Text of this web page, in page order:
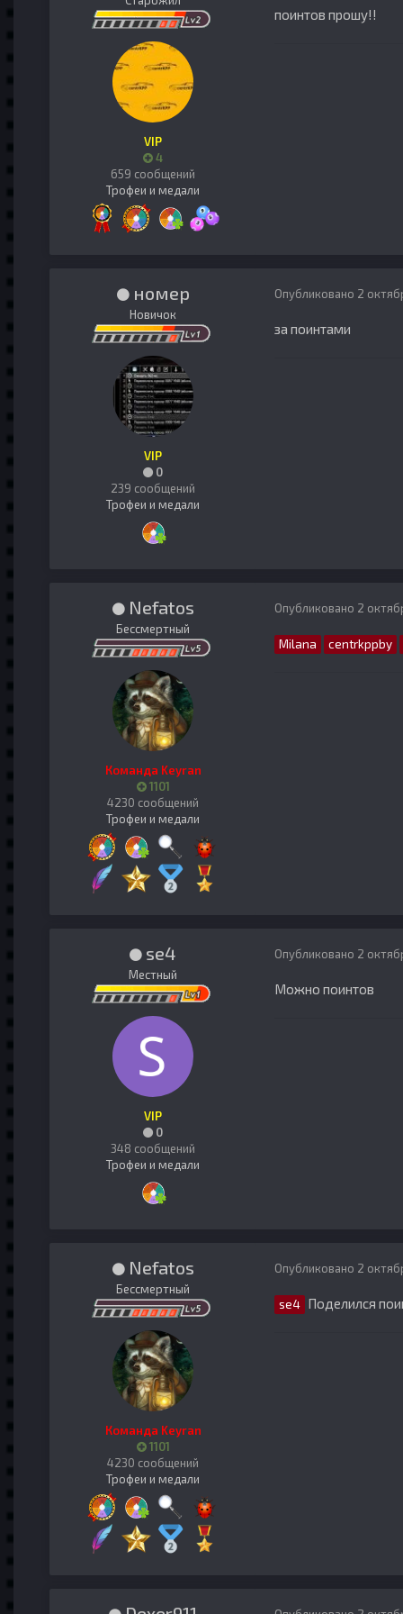
VIP
4
659 сообщений
Трофеи и медали
поинтов прошу!!
номер
Новичок
VIP
0
239 сообщений
Трофеи и медали
Опубликовано 2
за поинтами
Nefatos
Бессмертный
Команда Keyran
1101
4230 сообщений
Трофеи и медали
Опубликовано 2
Milana centrkppby
se4
Местный
VIP
0
348 сообщений
Трофеи и медали
Опубликовано 2
Можно поинтов
Nefatos
Бессмертный
Команда Keyran
1101
4230 сообщений
Трофеи и медали
Опубликовано 2
se4 Поделился